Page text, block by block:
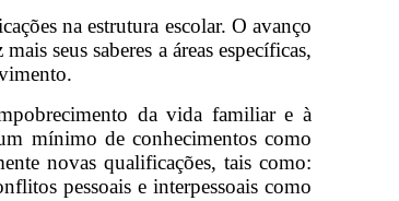
na estrutura escolar. O avanço
seus saberes a áreas específicas,
da vida familiar e à
mínimo de conhecimentos como
novas qualificações, tais como:
pessoais e interpessoais como